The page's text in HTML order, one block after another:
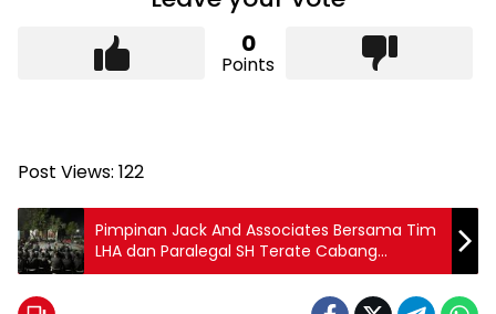
0
Points
Post Views: 122
Pimpinan Jack And Associates Bersama Tim
LHA dan Paralegal SH Terate Cabang
Jombang Edukasi Sadar Hukum di Ranting